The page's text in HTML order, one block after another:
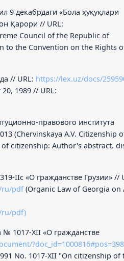
9 декабрдаги «Бола ҳуқуқлари
Қарори // URL:
Council of the Republic of
to the Convention on the Rights
// URL: https://lex.uz/docs/
1989 // URL:
правового института
(Chervinskaya A.V. Citizenship
citizenship: Author's abstract.
IIс «О гражданстве Грузии» //
ru/pdf(Organic Law of Georgia on
ru/pdf)
№ 1017-XII «О гражданстве
No. 1017-XII "On citizenship of